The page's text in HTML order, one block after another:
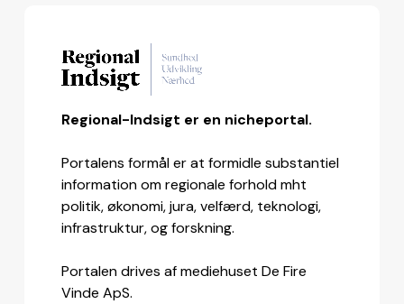
Regional-Indsigt er en nicheportal.
Portalens formål er at formidle substantiel
information om regionale forhold mht
politik, økonomi, jura, velfærd, teknologi,
infrastruktur, og forskning.
Portalen drives af mediehuset De Fire
Vinde ApS.